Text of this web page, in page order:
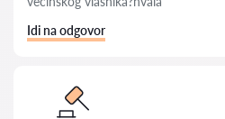
Idi na odgovor